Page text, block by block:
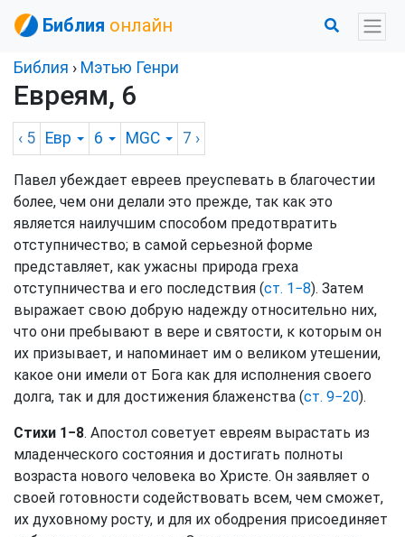
Библия онлайн
Библия › Мэтью Генри
Евреям, 6
‹ 5 Евр 6 MGC 7 ›
Павел убеждает евреев преуспевать в благочестии
более, чем они делали это прежде, так как это
является наилучшим способом предотвратить
отступничество; в самой серьезной форме
представляет, как ужасны природа греха
отступничества и его последствия (ст. 1−8). Затем
выражает свою добрую надежду относительно них,
что они пребывают в вере и святости, к которым он
их призывает, и напоминает им о великом утешении,
какое они имели от Бога как для исполнения своего
долга, так и для достижения блаженства (ст. 9−20).
Стихи 1−8. Апостол советует евреям вырастать из
младенческого состояния и достигать полноты
возраста нового человека во Христе. Он заявляет о
своей готовности содействовать всем, чем сможет,
их духовному росту, и для их ободрения присоединяет